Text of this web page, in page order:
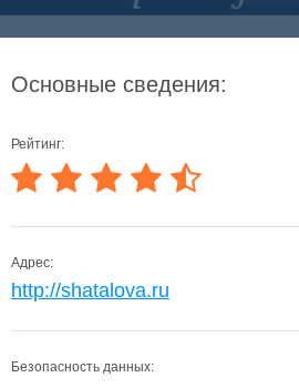
Основные сведения:
Рейтинг:
Адрес:
http://shatalova.ru
Безопасность данных: